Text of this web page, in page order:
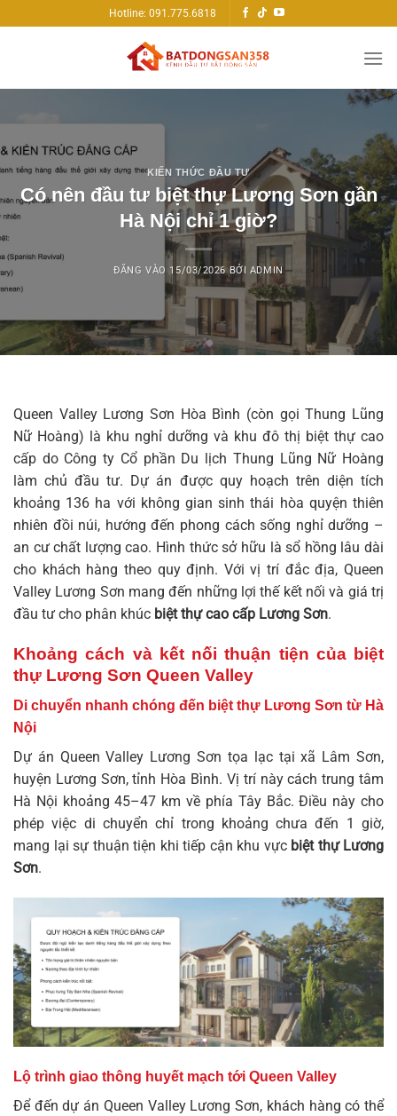
qua
Hotline: 091.775.6818
KIẾN THỨC ĐẦU TƯ
Có nên đầu tư biệt thự Lương Sơn gần
Hà Nội chỉ 1 giờ?
ĐĂNG VÀO 15/03/2026 BỞI ADMIN
Queen Valley Lương Sơn Hòa Bình (còn gọi Thung Lũng
Nữ Hoàng) là khu nghỉ dưỡng và khu đô thị biệt thự cao
cấp do Công ty Cổ phần Du lịch Thung Lũng Nữ Hoàng
làm chủ đầu tư. Dự án được quy hoạch trên diện tích
khoảng 136 ha với không gian sinh thái hòa quyện thiên
nhiên đồi núi, hướng đến phong cách sống nghỉ dưỡng –
an cư chất lượng cao. Hình thức sở hữu là sổ hồng lâu dài
cho khách hàng theo quy định. Với vị trí đắc địa, Queen
Valley Lương Sơn mang đến những lợi thế kết nối và giá trị
đầu tư cho phân khúc biệt thự cao cấp Lương Sơn.
Khoảng cách và kết nối thuận tiện của biệt
thự Lương Sơn Queen Valley
Di chuyển nhanh chóng đến biệt thự Lương Sơn từ Hà
Nội
Dự án Queen Valley Lương Sơn tọa lạc tại xã Lâm Sơn,
huyện Lương Sơn, tỉnh Hòa Bình. Vị trí này cách trung tâm
Hà Nội khoảng 45–47 km về phía Tây Bắc. Điều này cho
phép việc di chuyển chỉ trong khoảng chưa đến 1 giờ,
mang lại sự thuận tiện khi tiếp cận khu vực biệt thự Lương
Sơn.
Lộ trình giao thông huyết mạch tới Queen Valley
Để đến dự án Queen Valley Lương Sơn, khách hàng có thể